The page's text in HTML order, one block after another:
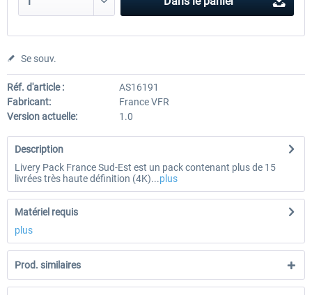
Se souv.
Réf. d'article :
AS16191
Fabricant:
France VFR
Version actuelle:
1.0
Description
Livery Pack France Sud-Est est un pack contenant plus de 15
livrées très haute définition (4K)...plus
Matériel requis
plus
Prod. similaires